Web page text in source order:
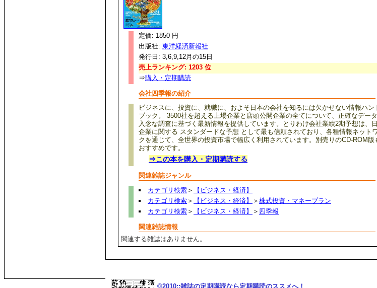
定価: 1850 円
出版社: 東洋経済新報社
発行日: 3,6,9,12月の15日
売上ランキング: 1203 位
⇒購入・定期購読
会社四季報の紹介
ビジネスに、投資に、就職に、およそ日本の会社を知るには欠かせない情報ハン
ブック。 3500社を超える上場企業と店頭公開企業の全てについて、正確なデー
入念な調査に基づく最新情報を提供しています。とりわけ会社業績2期予想は、
企業に関する スタンダードな予想 として最も信頼されており、各種情報ネット
クを通じて、全世界の投資市場で幅広く利用されています。別売りのCD-ROM版
おすすめです。
⇒この本を購入・定期購読する
関連雑誌ジャンル
カテゴリ検索 ＞
【ビジネス・経済】
カテゴリ検索 ＞ 【ビジネス・経済】 ＞ 株式投資・マネープラン
カテゴリ検索 ＞ 【ビジネス・経済】 ＞ 四季報
関連雑誌情報
関連する雑誌はありません。
©2010::雑誌の定期購読なら定期購読のススメへ！